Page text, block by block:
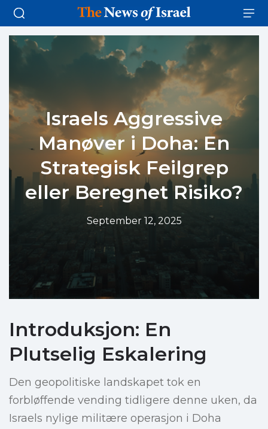
Israels Aggressive
Manøver i Doha: En
Strategisk Feilgrep
eller Beregnet Risiko?
September 12, 2025
Introduksjon: En
Plutselig Eskalering
Den geopolitiske landskapet tok en
forbløffende vending tidligere denne uken, da
Israels nylige militære operasjon i Doha